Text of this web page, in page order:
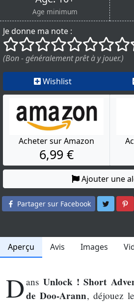
Age minimum
Je donne ma note :
()
() () () () () ()
(Bon - généralement prêt à y jouer.)
Wishlist
Acheter sur Amazon
6,99 €
Ajouter une
Partager sur Facebook
Aperçu Avis Images
Dans Unlock ! Short
de Doo-Arann, déjouez